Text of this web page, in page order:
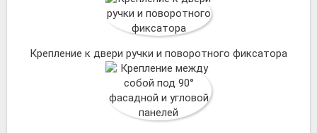
Крепление к двери ручки и поворотного фиксатора